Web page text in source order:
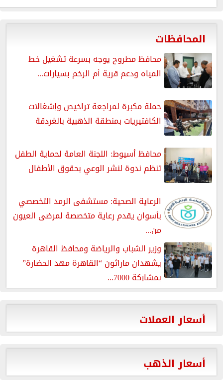
المحافظات
محافظ مطروح يوجه بسرعة تشغيل خط
المياه ودعم قرية أم الرخم بسيارات...
حملة مكبرة لمراجعة تراخيص وإشغالات
الكافتيريات بمنطقة الذهبية بالغردقة
محافظ أسيوط: اللجنة العامة لحماية الطفل
تنظم ندوة لنشر الوعي بحقوق الأطفال
الرعاية الصحية: مستشفى الرمد التخصصي
بأسوان يقدم رعاية متخصصة لمرضى العيون
من...
وزير الشباب والرياضة ومحافظ القاهرة
يشهدان ماراثون “القاهرة مهد الحضارة”
بمشاركة 7000...
أسعار العملات
أسعار الذهب